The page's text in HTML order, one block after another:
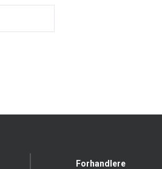
Forhandlere